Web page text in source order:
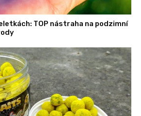
TOP nástraha na podzimní